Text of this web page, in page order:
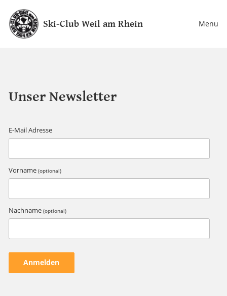
Ski-Club Weil am Rhein Menu
Unser Newsletter
E-Mail Adresse
Vorname (optional)
Nachname (optional)